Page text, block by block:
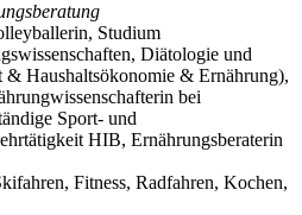
Studium
Diätologie und
Haushaltsökonomie & Ernährung),
bei
Sport- und
HIB, Ernährungsberaterin
Fitness, Radfahren, Kochen,